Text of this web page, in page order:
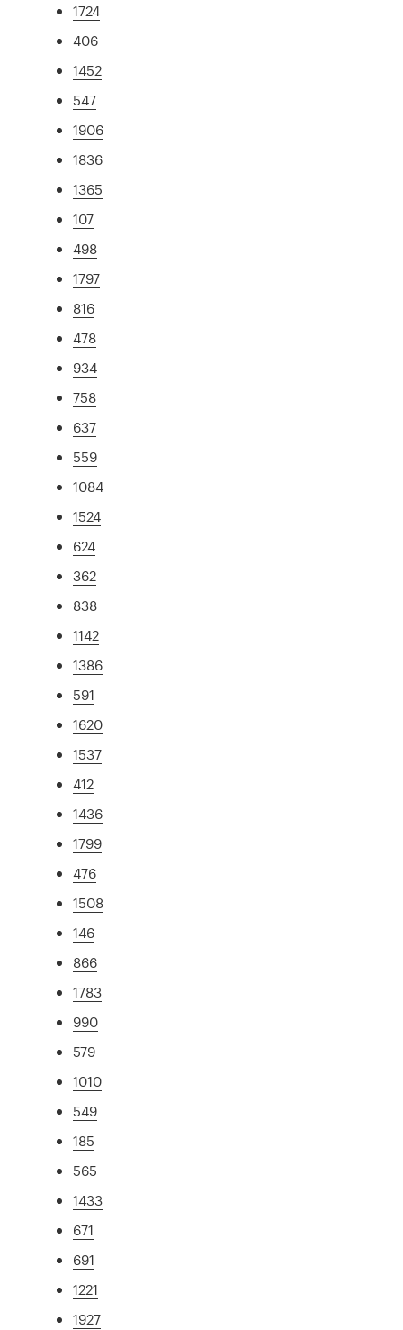
1724
406
1452
547
1906
1836
1365
107
498
1797
816
478
934
758
637
559
1084
1524
624
362
838
1142
1386
591
1620
1537
412
1436
1799
476
1508
146
866
1783
990
579
1010
549
185
565
1433
671
691
1221
1927